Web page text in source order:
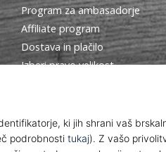
Program za ambasadorje
Affiliate program
Dostava in plačilo
Izberi pravo velikost
Politika zasebnosti